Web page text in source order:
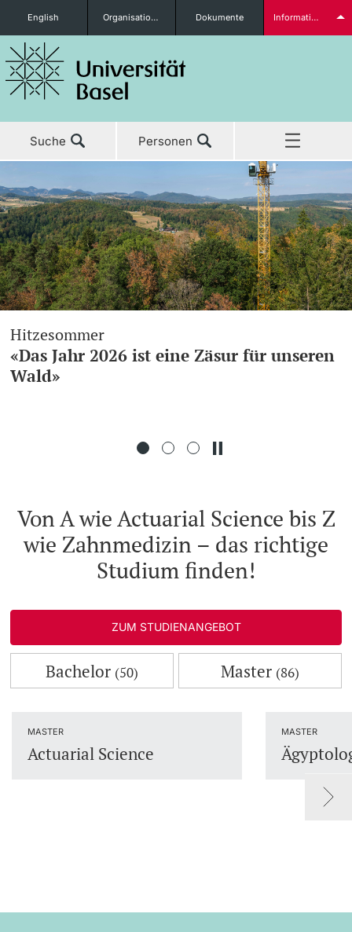
Studieninteressierte
weitere Informationen
Studierende
Fördernde & Alumni
English Organisationseinheiten Dokumente Informationen für...
Suche Personen
Aktuell
Studium
Forschung
Lehre
Weiterbildung
Hitzesommer
«Das Jahr 2026 ist eine Zäsur für unseren
Wald»
Von A wie Actuarial Science bis Z
wie Zahnmedizin – das richtige
Studium finden!
ZUM STUDIENANGEBOT
Bachelor (50) Master (86)
MASTER
Actuarial Science
MASTER